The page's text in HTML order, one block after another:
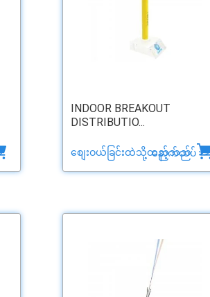
INDOOR BREAKOUT
DISTRIBUTIO...
စျေးဝယ်ခြင်းထဲသို့ထည့်သည်
နောက်ထပ် >>